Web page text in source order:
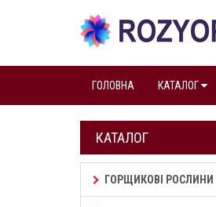
ГОЛОВНА КАТАЛОГ
КАТАЛОГ
ГОРЩИКОВІ РОСЛИНИ